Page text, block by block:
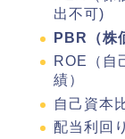
出不可)
PBR（株
ROE（自
績）
自己資本
配当利回